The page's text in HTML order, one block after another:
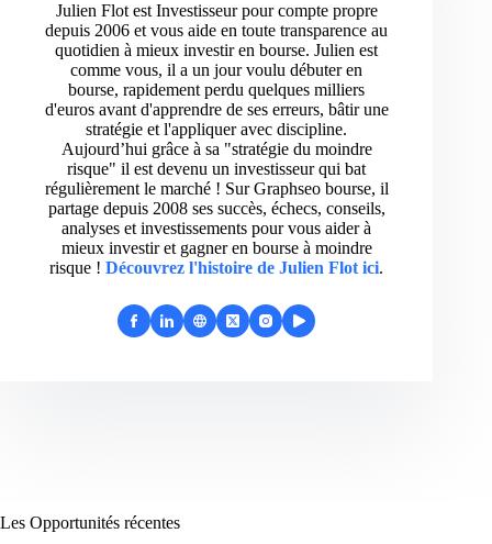
Julien Flot est Investisseur pour compte propre
depuis 2006 et vous aide en toute transparence au
quotidien à mieux investir en bourse. Julien est
comme vous, il a un jour voulu débuter en
bourse, rapidement perdu quelques milliers
d'euros avant d'apprendre de ses erreurs, bâtir une
stratégie et l'appliquer avec discipline.
Aujourd’hui grâce à sa "stratégie du moindre
risque" il est devenu un investisseur qui bat
régulièrement le marché ! Sur Graphseo bourse, il
partage depuis 2008 ses succès, échecs, conseils,
analyses et investissements pour vous aider à
mieux investir et gagner en bourse à moindre
risque ! Découvrez l'histoire de Julien Flot ici.
Les Opportunités récentes